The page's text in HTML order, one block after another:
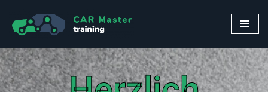
Zum
Inhalt
springen